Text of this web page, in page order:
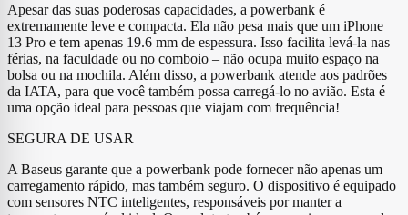
Apesar das suas poderosas capacidades, a powerbank é
extremamente leve e compacta. Ela não pesa mais que um iPhone
13 Pro e tem apenas 19.6 mm de espessura. Isso facilita levá-la nas
férias, na faculdade ou no comboio – não ocupa muito espaço na
bolsa ou na mochila. Além disso, a powerbank atende aos padrões
da IATA, para que você também possa carregá-lo no avião. Esta é
uma opção ideal para pessoas que viajam com frequência!
SEGURA DE USAR
A Baseus garante que a powerbank pode fornecer não apenas um
carregamento rápido, mas também seguro. O dispositivo é equipado
com sensores NTC inteligentes, responsáveis ​​por manter a